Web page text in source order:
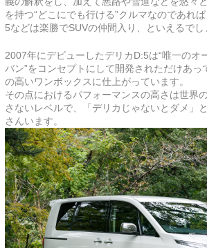
を持つ“どこにでも行ける”クルマなのであれ
5などは楽勝でSUVの仲間入り、といえるでし
2007年にデビューしたデリカD:5は“唯一のオ
バン”をコンセプトにして開発されただけあっ
の高いワンボックスに仕上がっています。
その点におけるパフォーマンスの高さは世界
さないレベルで、「デリカじゃないとダメ」
さんいます。